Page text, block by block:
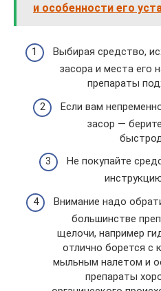
и особенности его
Выбирая средство,
засора и места его
препараты
Если вам
засор —
Не покупайте
Внимание надо
большинстве
щелочи, например
отлично борется с
мыльным налетом и
препараты